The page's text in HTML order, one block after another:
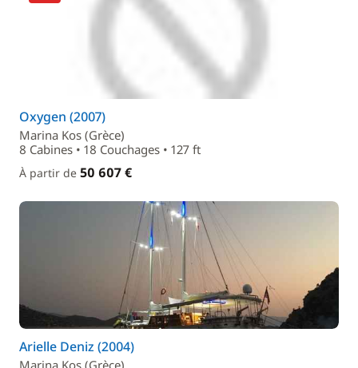
Oxygen (2007)
Marina Kos (Grèce)
8 Cabines • 18 Couchages • 127 ft
À partir de 50 607 €
Arielle Deniz (2004)
Marina Kos (Grèce)